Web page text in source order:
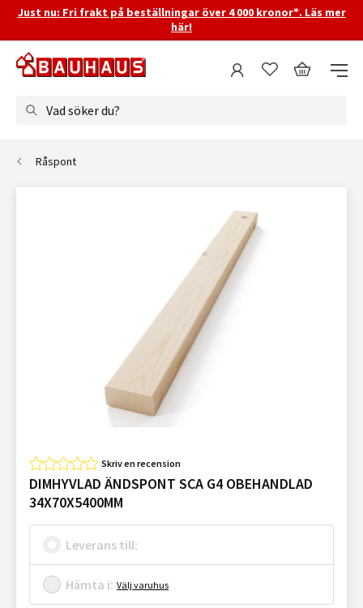
Just nu: Fri frakt på beställningar över 4 000 kronor*. Läs mer
här!
Vad söker du?
Råspont
Skriv en recension
DIMHYVLAD ÄNDSPONT SCA G4 OBEHANDLAD
34X70X5400MM
Leverans till:
Hämta i: Välj varuhus